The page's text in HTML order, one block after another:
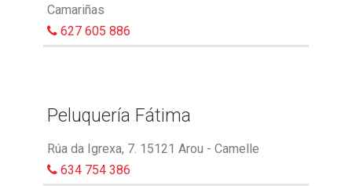
Camariñas
627 605 886
Peluquería Fátima
Rúa da Igrexa, 7. 15121 Arou - Camelle
634 754 386